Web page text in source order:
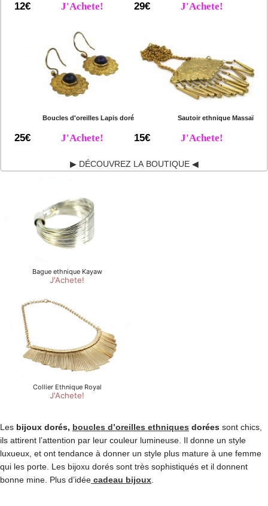
12€ J'Achete! 29€ J'Achete!
Boucles d'oreilles Lapis doré
25€ J'Achete!
Sautoir ethnique Massaï
15€ J'Achete!
▶ DÉCOUVREZ LA BOUTIQUE ◀
Les bijoux dorés, boucles d’oreilles ethniques dorées sont chics,
ils attirent l’attention par leur couleur lumineuse. Il donne un style
luxueux, et ont tendance à donner un style plus mature à une femme
qui les porte. Les bijoxu dorés sont très sophistiqués et il donnent
bonne mine. Plus d’idée cadeau bijoux.